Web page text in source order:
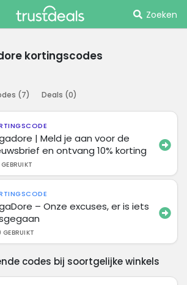
Zoeken
kortingscodes
(7) Deals (0)
| Meld je aan voor de
en ontvang 10% korting
– Onze excuses, er is iets
codes bij soortgelijke winkels